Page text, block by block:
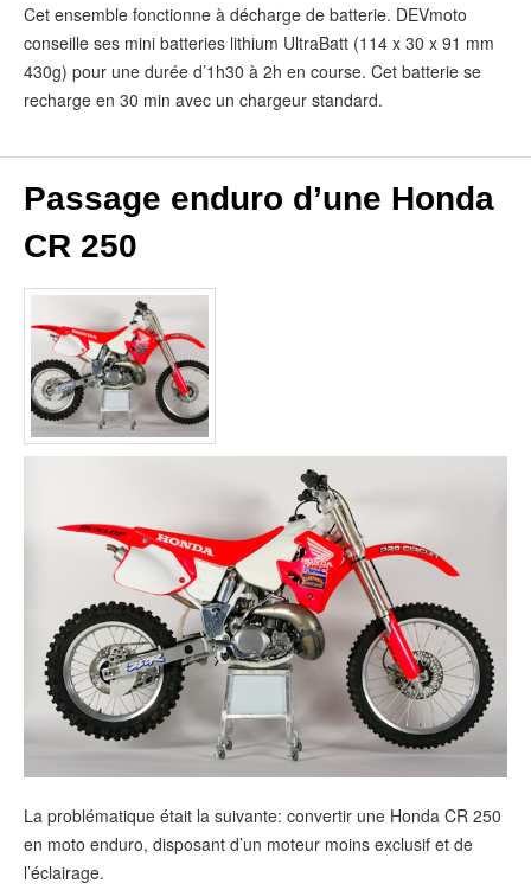
Cet ensemble fonctionne à décharge de batterie. DEVmoto
conseille ses mini batteries lithium UltraBatt (114 x 30 x 91 mm
430g) pour une durée d’1h30 à 2h en course. Cet batterie se
recharge en 30 min avec un chargeur standard.
Passage enduro d’une Honda
CR 250
La problématique était la suivante: convertir une Honda CR 250
en moto enduro, disposant d’un moteur moins exclusif et de
l’éclairage.